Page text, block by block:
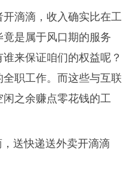
滴滴，收入确实比在工
是属于风口期的服务
来保证咱们的权益呢？
职工作。而这些与互联
之余赚点零花钱的工